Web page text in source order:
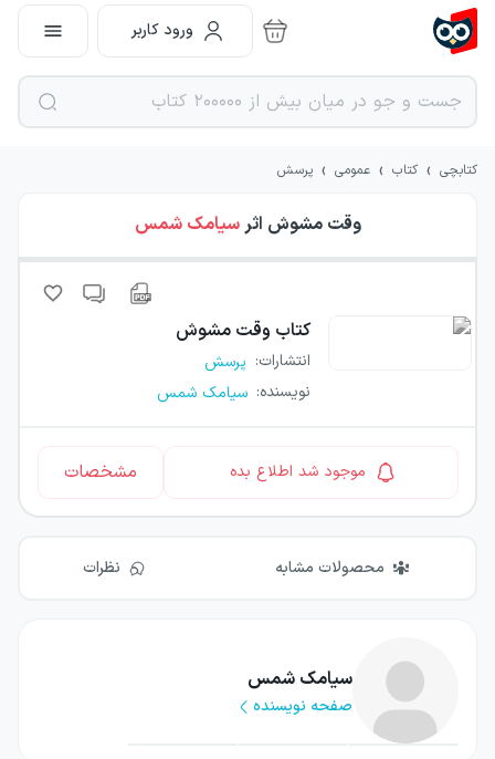
ورود کاربر
کتابچی › کتاب › عمومی › پرسش
وقت مشوش اثرسیامک شمس
کتاب وقت مشوش
انتشارات: پرسش
نویسنده: سیامک شمس
موجود شد اطلاع بده مشخصات
محصولات مشابه نظرات
سیامک شمس
صفحه نویسنده